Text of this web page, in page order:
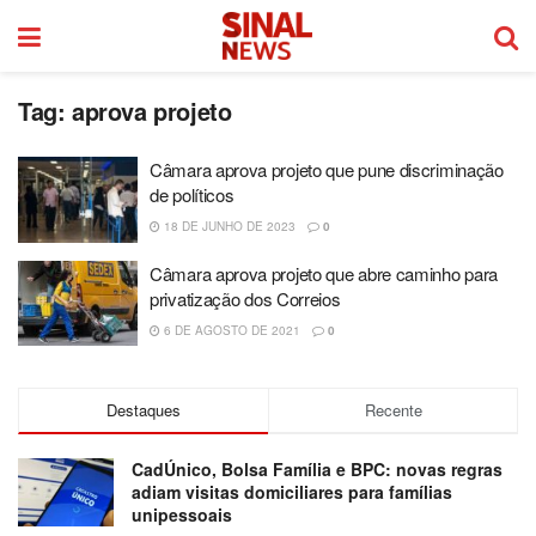
Tag: aprova projeto
Câmara aprova projeto que pune discriminação
de políticos
18 DE JUNHO DE 2023 0
Câmara aprova projeto que abre caminho para
privatização dos Correios
6 DE AGOSTO DE 2021 0
Destaques Recente
CadÚnico, Bolsa Família e BPC: novas regras
adiam visitas domiciliares para famílias
unipessoais